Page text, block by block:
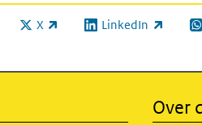
X
(externe link) LinkedIn
(externe link)
Over